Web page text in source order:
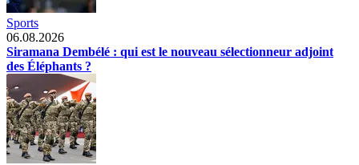
Sports
06.08.2026
Siramana Dembélé : qui est le nouveau sélectionneur adjoint
des Éléphants ?